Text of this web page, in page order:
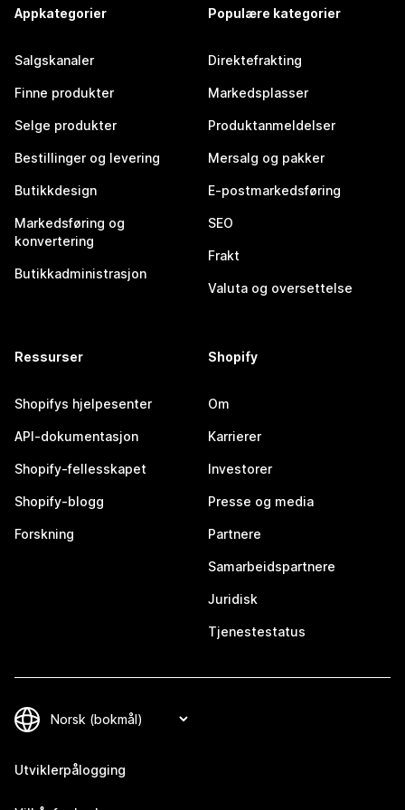
Appkategorier
Salgskanaler
Finne produkter
Selge produkter
Bestillinger og levering
Butikkdesign
Markedsføring og
konvertering
Butikkadministrasjon
Populære kategorier
Direktefrakting
Markedsplasser
Produktanmeldelser
Mersalg og pakker
E-postmarkedsføring
SEO
Frakt
Valuta og oversettelse
Ressurser
Shopifys hjelpesenter
API-dokumentasjon
Shopify-fellesskapet
Shopify-blogg
Forskning
Shopify
Om
Karrierer
Investorer
Presse og media
Partnere
Samarbeidspartnere
Juridisk
Tjenestestatus
Utviklerpålogging